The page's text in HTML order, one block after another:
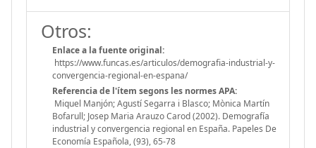
Otros:
Enlace a la fuente original:
https://www.funcas.es/articulos/demografia-industrial-y-
convergencia-regional-en-espana/
Referencia de l'ítem segons les normes APA:
Miquel Manjón; Agustí Segarra i Blasco; Mònica Martín
Bofarull; Josep Maria Arauzo Carod (2002). Demografía
industrial y convergencia regional en España. Papeles De
Economía Española, (93), 65-78